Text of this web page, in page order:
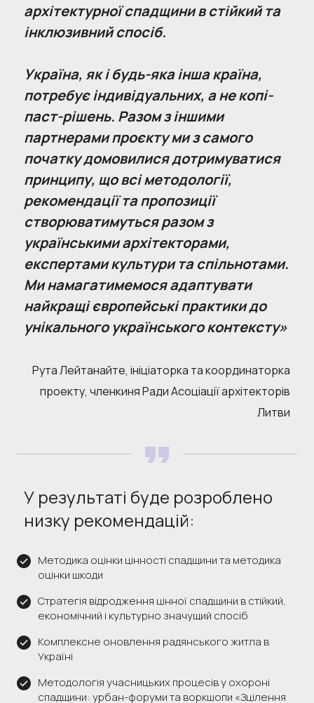
архітектурної спадщини в стійкий та
інклюзивний спосіб.
Україна, як і будь-яка інша країна,
потребує індивідуальних, а не копі-
паст-рішень. Разом з іншими
партнерами проєкту ми з самого
початку домовилися дотримуватися
принципу, що всі методології,
рекомендації та пропозиції
створюватимуться разом з
українськими архітекторами,
експертами культури та спільнотами.
Ми намагатимемося адаптувати
найкращі європейські практики до
унікального українського контексту»
Рута Лейтанайте, ініціаторка та координаторка
проекту, членкиня Ради Асоціації архітекторів
Литви
У результаті буде розроблено
низку рекомендацій:
Методика оцінки цінності спадщини та методика
оцінки шкоди
Стратегія відродження цінної спадщини в стійкий,
економічний і культурно значущий спосіб
Комплексне оновлення радянського житла в
Україні
Методологія учасницьких процесів у охороні
спадщини: урбан-форуми та воркшопи «Зцілення